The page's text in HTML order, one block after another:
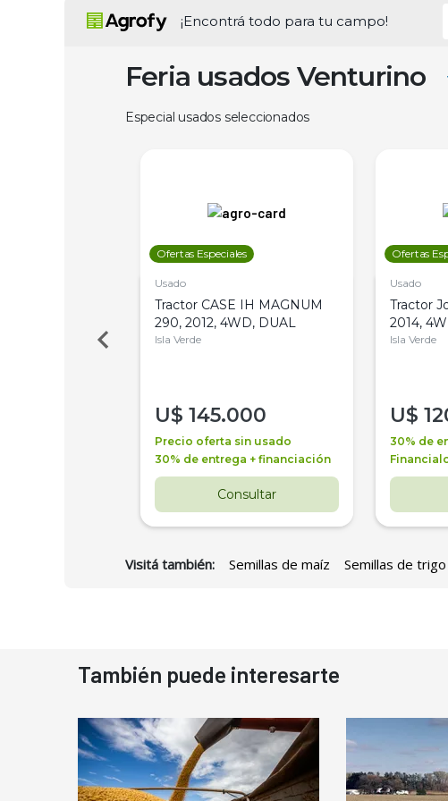
¡Encontrá todo para tu campo!
Feria usados Venturino
Especial usados seleccionados
Ofertas Especiales
Usado
Tractor CASE IH MAGNUM
290, 2012, 4WD, DUAL
Isla Verde
U$ 145.000
Precio oferta sin usado
30% de entrega + financiación
Consultar
Ofertas
Usado
Tractor
2014,
Isla Verde
U$
30% de
Visitá también: Semillas de maíz Semillas de trigo
También puede interesarte